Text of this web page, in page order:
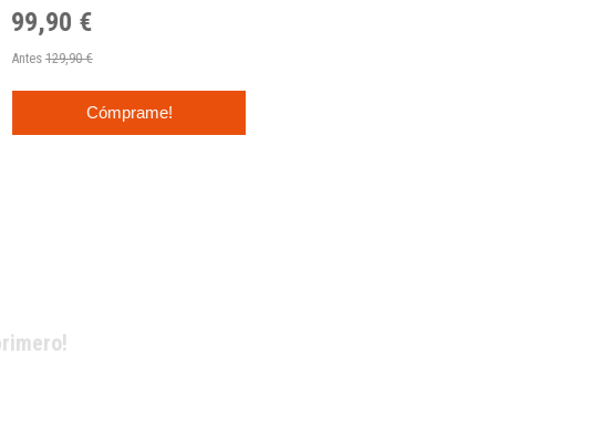
99,90 €
Antes 129,90 €
Cómprame!